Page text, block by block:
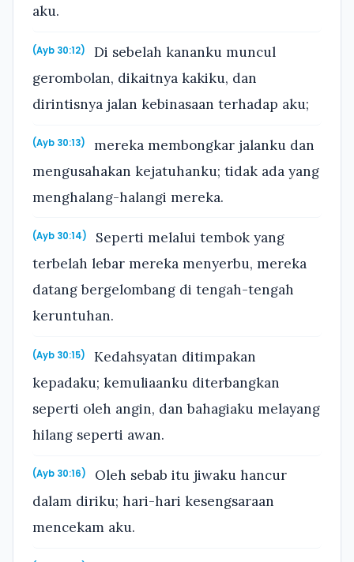
aku.
(Ayb 30:12)
Di sebelah kananku muncul
gerombolan, dikaitnya kakiku, dan
dirintisnya jalan kebinasaan terhadap aku;
(Ayb 30:13)
mereka membongkar jalanku dan
mengusahakan kejatuhanku; tidak ada yang
menghalang-halangi mereka.
(Ayb 30:14)
Seperti melalui tembok yang
terbelah lebar mereka menyerbu, mereka
datang bergelombang di tengah-tengah
keruntuhan.
(Ayb 30:15)
Kedahsyatan ditimpakan
kepadaku; kemuliaanku diterbangkan
seperti oleh angin, dan bahagiaku melayang
hilang seperti awan.
(Ayb 30:16)
Oleh sebab itu jiwaku hancur
dalam diriku; hari-hari kesengsaraan
mencekam aku.